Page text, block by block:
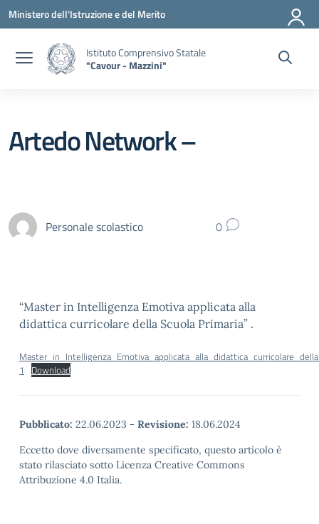
Vai ai contenuti
Vai al menu di navigazione
Vai al footer
Ministero dell'Istruzione e del Merito
Istituto Comprensivo Statale
"Cavour - Mazzini"
Artedo Network –
Personale scolastico 0
“Master in Intelligenza Emotiva applicata alla
didattica curricolare della Scuola Primaria” .
1
Download
Pubblicato: 22.06.2023 - Revisione: 18.06.2024
Eccetto dove diversamente specificato, questo articolo è
stato rilasciato sotto Licenza Creative Commons
Attribuzione 4.0 Italia.